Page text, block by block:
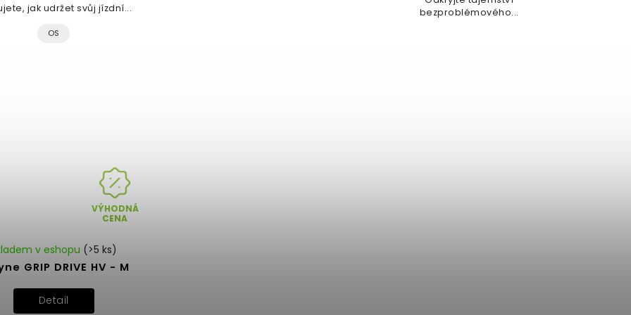
jak udržet svůj jízdní...
OS
bezproblémového...
VÝHODNÁ
CENA
GRIP DRIVE HV - M
v eshopu (>5 ks)
Detail